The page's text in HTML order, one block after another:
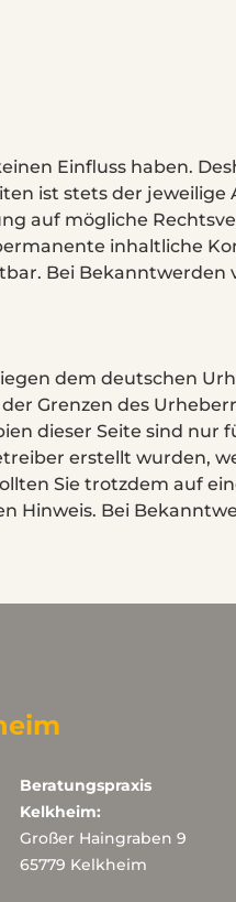
Einfluss haben.
ist stets der jeweilige
auf mögliche
inhaltliche
Bei Bekanntwerden
dem deutschen
Grenzen des
dieser Seite sind nur
erstellt wurden,
Sie trotzdem auf
Hinweis. Bei
Beratungspraxis
Kelkheim:
Großer Haingraben 9
65779 Kelkheim